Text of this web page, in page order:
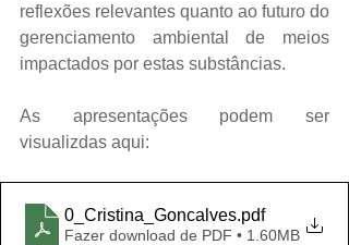
reflexões relevantes quanto ao futuro do
gerenciamento ambiental de meios
impactados por estas substâncias.
As apresentações podem ser
visualizdas aqui:
0_Cristina_Goncalves.pdf
Fazer download de PDF • 1.60MB